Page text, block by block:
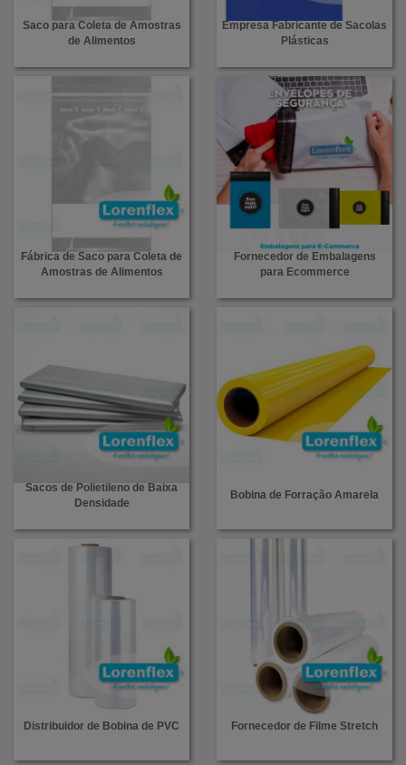
Saco para Coleta de Amostras
de Alimentos
Empresa Fabricante de Sacolas
Plásticas
Fábrica de Saco para Coleta de
Amostras de Alimentos
Fornecedor de Embalagens
para Ecommerce
Sacos de Polietileno de Baixa
Densidade
Bobina de Forração Amarela
Distribuidor de Bobina de PVC Fornecedor de Filme Stretch